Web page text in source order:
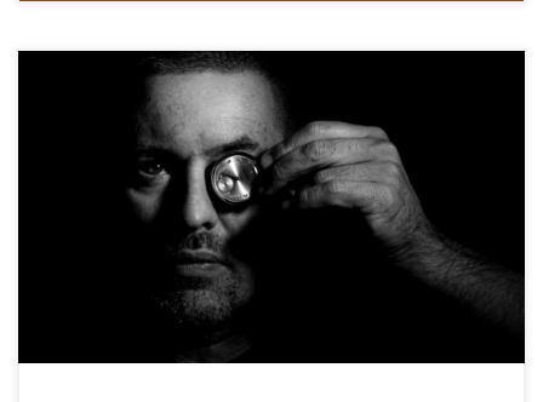
De adolescente, pasé eternidades revelando en el cuarto oscuro
de mi urbanización escuchando ACDC, fumando Fortuna y
desesperándome cada vez que me cargaba una foto debido a la